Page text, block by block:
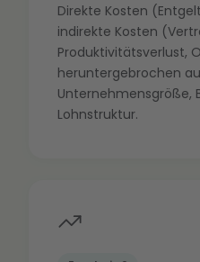
Direkte Kosten
indirekte Kosten
Produktivitätsverlust,
heruntergebrochen
Unternehmensgröße,
Lohnstruktur.